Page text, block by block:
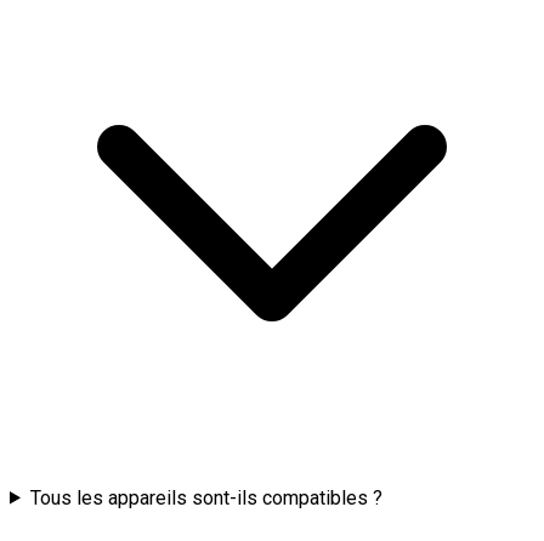
Tous les appareils sont-ils compatibles ?